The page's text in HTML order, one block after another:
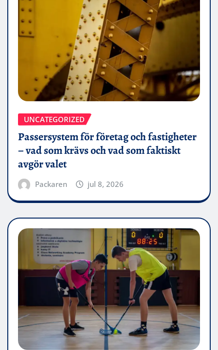
UNCATEGORIZED
Passersystem för företag och fastigheter
– vad som krävs och vad som faktiskt
avgör valet
Packaren jul 8, 2026